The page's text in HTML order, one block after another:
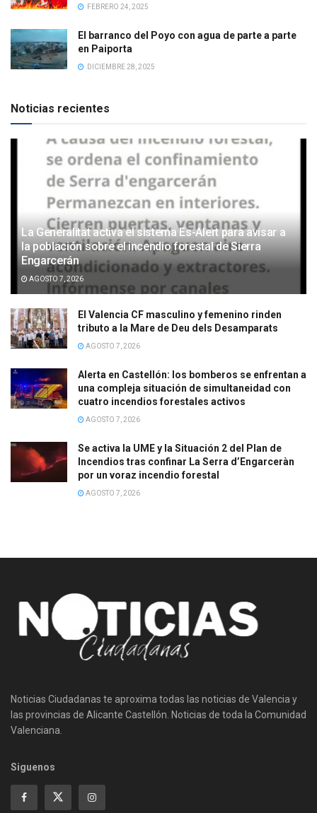
FEBRERO 24, 2025
El barranco del Poyo con agua de parte a parte
en Paiporta
DICIEMBRE 28, 2025
Noticias recientes
La Generalitat activa el sistema Es-Alert para avisar a
la población sobre el incendio forestal de Sierra
Engarcerán
AGOSTO 7, 2026
El Valencia CF masculino y femenino rinden
tributo a la Mare de Deu dels Desamparats
AGOSTO 7, 2026
Alerta en Castellón: los bomberos se enfrentan a
una compleja situación de simultaneidad con
cuatro incendios forestales activos
AGOSTO 7, 2026
Se activa la UME y la Situación 2 del Plan de
Incendios tras confinar La Serra d’Engarceràn
por un voraz incendio forestal
AGOSTO 7, 2026
Noticias Ciudadanas te aproxima todas las noticias de Valencia y
las provincias de Alicante Castellón. Noticias de toda la Comunidad
Valenciana.
Siguenos